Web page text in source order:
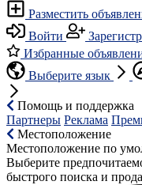
Разместить
Войти
Избранные
Выберите язык
Помощь и поддержка
Партнеры Реклама
Местоположение
Местоположение по
Выберите
быстрого поиска и